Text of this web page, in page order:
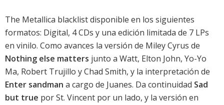
The Metallica blacklist disponible en los siguientes
formatos: Digital, 4 CDs y una edición limitada de 7 LPs
en vinilo. Como avances la versión de Miley Cyrus de
Nothing else matters junto a Watt, Elton John, Yo-Yo
Ma, Robert Trujillo y Chad Smith, y la interpretación de
Enter sandman a cargo de Juanes. Da continuidad Sad
but true por St. Vincent por un lado, y la versión en